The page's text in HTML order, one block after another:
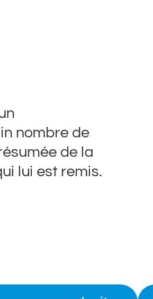
nombre de
de la
lui est remis.